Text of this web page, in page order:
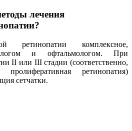
лечения
ретинопатии комплексное,
и офтальмологом. При
II или III стадии (соответственно,
пролиферативная ретинопатия)
сетчатки.